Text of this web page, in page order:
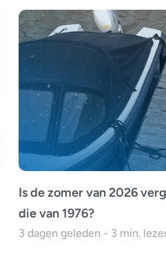
Is de zomer van 2026
die van 1976?
3 dagen geleden - 3 min.